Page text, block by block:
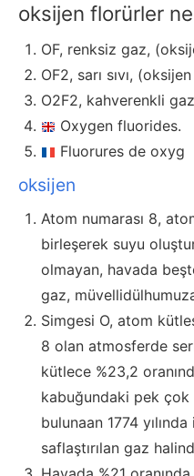
oksijen florürler
OF, renksiz gaz,
OF2, sarı sıvı,
O2F2, kahverenkli
Oxygen fluorides.
Fluorures de oxyg
oksijen
Atom numarası 8,
birleşerek suyu
olmayan, havada
gaz,
Simgesi O, atom
8 olan atmosferde
kütlece %23,2
kabuğundaki pek çok
bulunaan 1774
saflaştırılan gaz